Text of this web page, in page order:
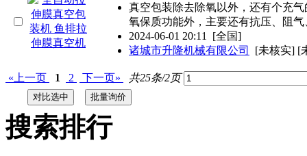
真空包装除去除氧以外，还有个充
氧保质功能外，主要还有抗压、阻气
2024-06-01 20:11 [全国]
诸城市升隆机械有限公司
[未核实] [
«上一页 1 2 下一页» 共25条/2页
搜索排行